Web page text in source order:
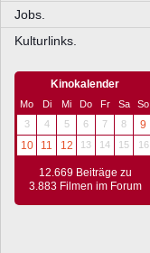
Jobs.
Kulturlinks.
Kinokalender
Mo Di Mi Do Fr Sa
So
3
4 5 6 7 8
9
10
11 12 13 14 15 16
12.669 Beiträge zu
3.883 Filmen im Forum